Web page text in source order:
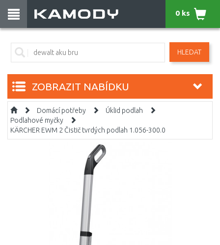
HLEDAT
0 ks
ZOBRAZIT NABÍDKU
Domácí potřeby
Úklid podlah
Podlahové myčky
KÄRCHER EWM 2 Čistič tvrdých podlah 1.056-300.0